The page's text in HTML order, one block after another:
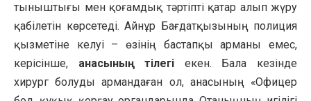
тыныштығы мен қоғамдық тәртіпті қатар алып жүру
қабілетін көрсетеді. Айнұр Бағдатқызының полиция
қызметіне келуі – өзінің бастапқы арманы емес,
керісінше, анасының тілегі екен. Бала кезінде
хирург болуды армандаған ол, анасының «Офицер